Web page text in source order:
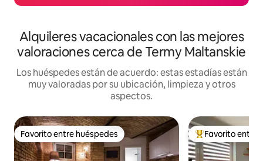
Alquileres vacacionales con las mejores
valoraciones cerca de Termy Maltanskie
Los huéspedes están de acuerdo: estas estadías están
muy valoradas por su ubicación, limpieza y otros
aspectos.
Favorito entre huéspedes
Favorito entre huéspedes Favorito entre
Favorito entre